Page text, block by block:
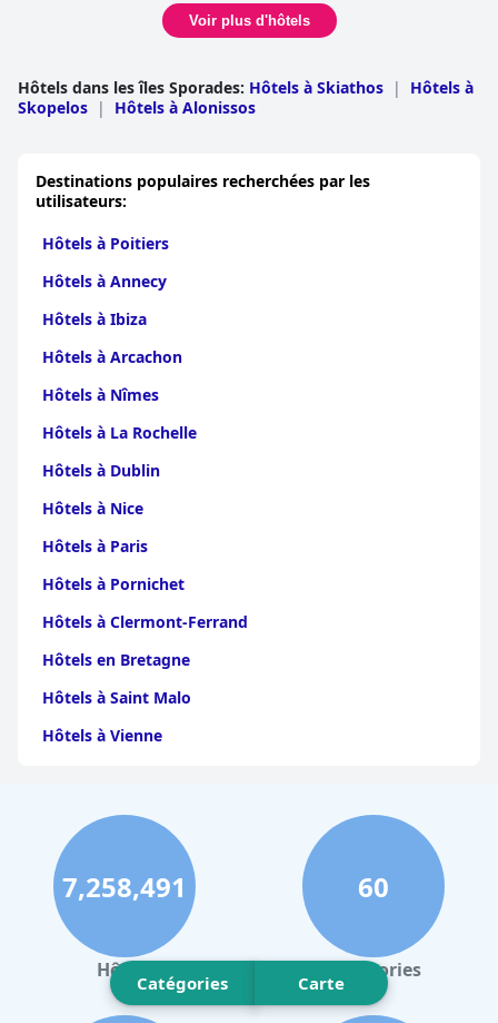
Voir plus d'hôtels
Hôtels dans les îles Sporades: Hôtels à Skiathos |
Hôtels à
Skopelos | Hôtels à Alonissos
Destinations populaires recherchées par les
utilisateurs:
Hôtels à Poitiers
Hôtels à Annecy
Hôtels à Ibiza
Hôtels à Arcachon
Hôtels à Nîmes
Hôtels à La Rochelle
Hôtels à Dublin
Hôtels à Nice
Hôtels à Paris
Hôtels à Pornichet
Hôtels à Clermont-Ferrand
Hôtels en Bretagne
Hôtels à Saint Malo
Hôtels à Vienne
Hôtels à Perpignan
Hôtels au Grand-Bornand
Hôtels à Strasbourg
Hôtels à Valence
Hôtels à Gerardmer
Hôtels à Villeurbanne
Catégories Carte
7,258,491
Hôtels
60
Catégories